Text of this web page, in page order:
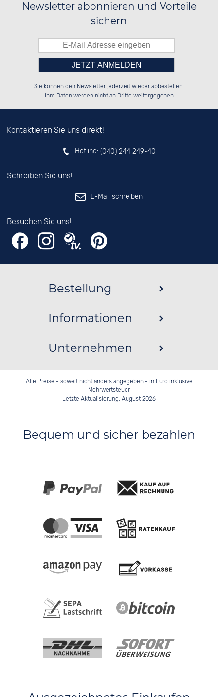
Newsletter abonnieren und Vorteile
sichern
░░░░██░░██░░██░░██░░██░░░░░░██░░
░░████░░██████░░██████░░░░████░░
██░░░░░░██░░██░░░░░░██░░██░░░░░░
Bitte tragen Sie die Zahl in
das nebenstehende Feld ein.
Sie können den Newsletter jederzeit wieder abbestellen.
Ihre Daten werden nicht an Dritte weitergegeben
Kontaktieren Sie uns direkt!
Hotline: (040) 244 249-40
Schreiben Sie uns!
E-Mail schreiben
Besuchen Sie uns!
Bestellung
Informationen
Unternehmen
Alle Preise - soweit nicht anders angegeben - in Euro inklusive
Mehrwertsteuer
Letzte Aktualisierung: August 2026
Bequem und sicher bezahlen